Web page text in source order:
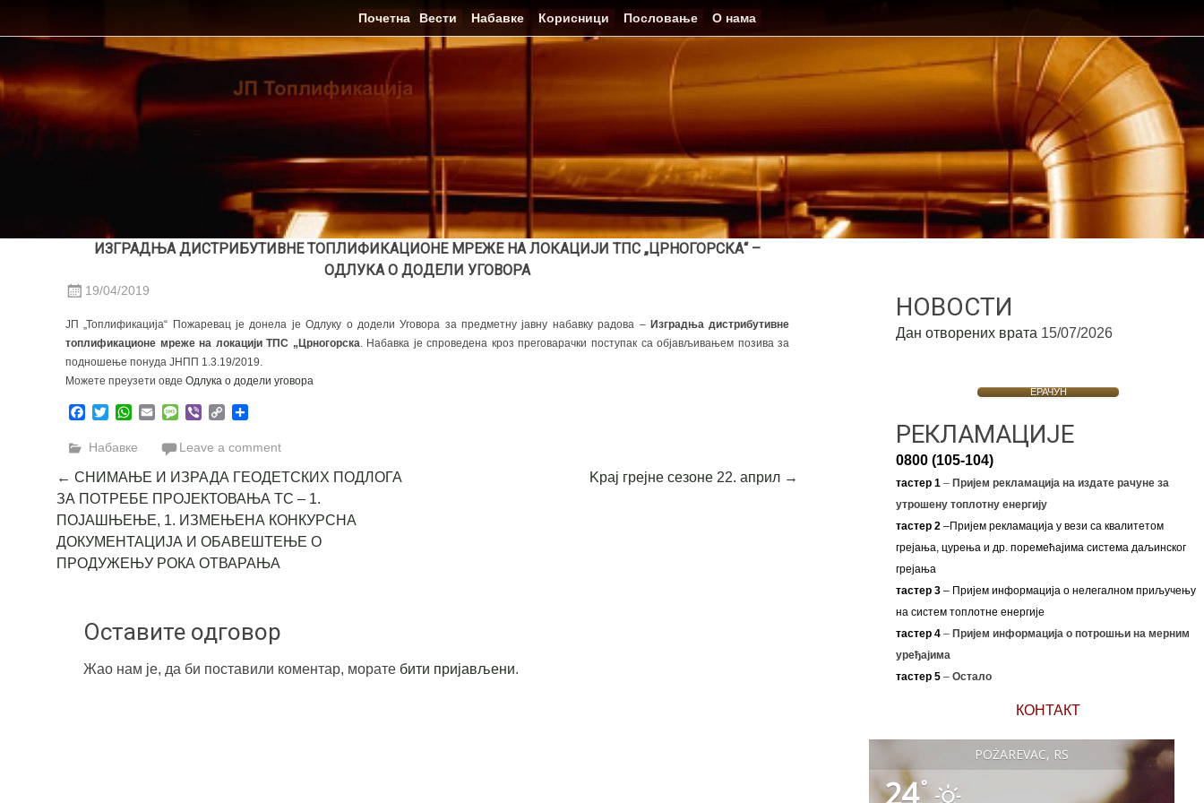
to ЈП Топлификација Почетна Вести Набавке Корисници Пословање О нама
ИЗГРАДЊА ДИСТРИБУТИВНЕ ТОПЛИФИКАЦИОНЕ МРЕЖЕ НА ЛОКАЦИЈИ ТПС „ЦРНОГОРСКА“ –
ОДЛУКА О ДОДЕЛИ УГОВОРА
19/04/2019
ЈП „Топлификација“ Пожаревац је донела је Одлуку о додели Уговора за предметну јавну набавку радова – Изградња дистрибутивне
топлификационе мреже на локацији ТПС „Црногорска. Набавка је спроведена кроз преговарачки поступак са објављивањем позива за
подношење понуда ЈНПП 1.3.19/2019.
Можете преузети овде Oдлука о додели уговора
Facebook
TwitterWhatsApp
EmailMessage
Viber Copy
Набавке Leave a comment
Post
navigation
← СНИМАЊЕ И ИЗРАДА ГЕОДЕТСКИХ ПОДЛОГА
ЗА ПОТРЕБЕ ПРОЈЕКТОВАЊА ТС – 1.
ПОЈАШЊЕЊЕ, 1. ИЗМЕЊЕНА КОНКУРСНА
ДОКУМЕНТАЦИЈА И ОБАВЕШТЕЊЕ О
ПРОДУЖЕЊУ РОКА ОТВАРАЊА
Kрај грејне сезоне 22. април →
Оставите одговор
Жао нам је, да би поставили коментар, морате бити пријављени.
НОВОСТИ
Дан отворених врата 15/07/2026
ЕРАЧУН
РЕКЛАМАЦИЈЕ
0800 (105-104)
тастер 1–Пријем рекламација на издате рачуне за
утрошену топлотну енергију
тастер 2–Пријем рекламација у вези са квалитетом
грејања, цурења и др. поремећајима система даљинског
грејања
тастер 3– Пријем информација о нелегалном приључењу
на систем топлотне енергије
тастер 4 – Пријем информација о потрошњи на мерним
уређајима
тастер 5 – Остало
КОНТАКТ
POŽAREVAC, RS
24°